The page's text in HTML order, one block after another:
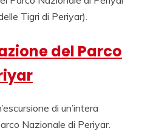
Tigri di Periyar).
del Parco
di un’intera
Nazionale di Periyar.